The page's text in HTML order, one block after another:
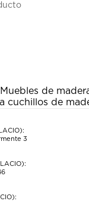
Muebles de
cuchillos de
3